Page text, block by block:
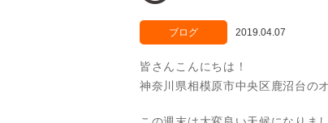
ブログ 2019.04.07
皆さんこんにちは！
神奈川県相模原市中央区鹿沼台の